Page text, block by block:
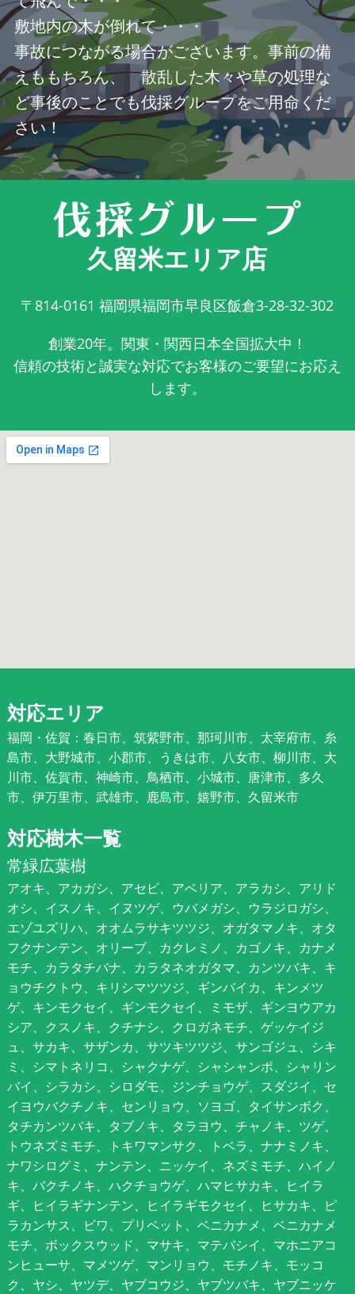
敷地内の木が倒れて・・・
事故につながる場合がございます。事前の備
えももちろん、 散乱した木々や草の処理な
ど事後のことでも伐採グループをご用命くだ
さい！
久留米エリア店
〒814-0161 福岡県福岡市早良区飯倉3-28-32-302
創業20年。関東・関西日本全国拡大中！
信頼の技術と誠実な対応でお客様のご要望にお応え
します。
対応エリア
福岡・佐賀：春日市、筑紫野市、那珂川市、太宰府市、糸
島市、大野城市、小郡市、うきは市、八女市、柳川市、大
川市、佐賀市、神崎市、鳥栖市、小城市、唐津市、多久
市、伊万里市、武雄市、鹿島市、嬉野市、久留米市
対応樹木一覧
常緑広葉樹
アオキ、アカガシ、アセビ、アベリア、アラカシ、アリド
オシ、イスノキ、イヌツゲ、ウバメガシ、ウラジロガシ、
エゾユズリハ、オオムラサキツツジ、オガタマノキ、オタ
フクナンテン、オリーブ、カクレミノ、カゴノキ、カナメ
モチ、カラタチバナ、カラタネオガタマ、カンツバキ、キ
ョウチクトウ、キリシマツツジ、ギンバイカ、キンメツ
ゲ、キンモクセイ、ギンモクセイ、ミモザ、ギンヨウアカ
シア、クスノキ、クチナシ、クロガネモチ、ゲッケイジ
ュ、サカキ、サザンカ、サツキツツジ、サンゴジュ、シキ
ミ、シマトネリコ、シャクナゲ、シャシャンポ、シャリン
バイ、シラカシ、シロダモ、ジンチョウゲ、スダジイ、セ
イヨウバクチノキ、センリョウ、ソヨゴ、タイサンボク、
タチカンツバキ、タブノキ、タラヨウ、チャノキ、ツゲ、
トウネズミモチ、トキワマンサク、トベラ、ナナミノキ、
ナワシログミ、ナンテン、ニッケイ、ネズミモチ、ハイノ
キ、バクチノキ、ハクチョウゲ、ハマヒサカキ、ヒイラ
ギ、ヒイラギナンテン、ヒイラギモクセイ、ヒサカキ、ピ
ラカンサス、ビワ、プリペット、ベニカナメ、ベニカナメ
モチ、ボックスウッド、マサキ、マテバシイ、マホニアコ
ンヒューサ、マメツゲ、マンリョウ、モチノキ、モッコ
ク、ヤシ、ヤツデ、ヤブコウジ、ヤブツバキ、ヤブニッケ